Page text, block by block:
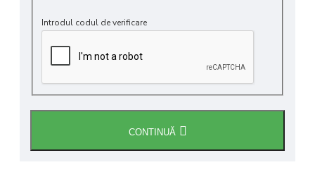
Introdul codul de verificare
CONTINUĂ